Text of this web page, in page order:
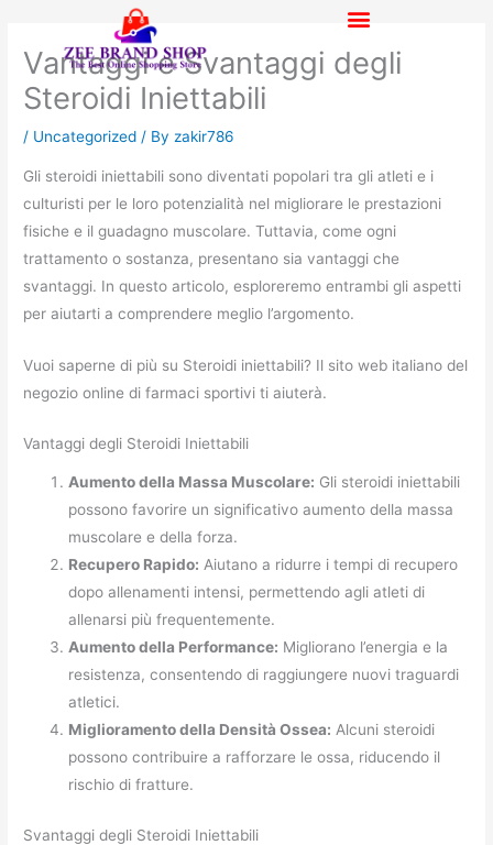
contentVantaggi e Svantaggi degli
Steroidi Iniettabili
/ Uncategorized / By zakir786
Gli steroidi iniettabili sono diventati popolari tra gli atleti e i
culturisti per le loro potenzialità nel migliorare le prestazioni
fisiche e il guadagno muscolare. Tuttavia, come ogni
trattamento o sostanza, presentano sia vantaggi che
svantaggi. In questo articolo, esploreremo entrambi gli aspetti
per aiutarti a comprendere meglio l’argomento.
Vuoi saperne di più su Steroidi iniettabili? Il sito web italiano del
negozio online di farmaci sportivi ti aiuterà.
Vantaggi degli Steroidi Iniettabili
Aumento della Massa Muscolare: Gli steroidi iniettabili
possono favorire un significativo aumento della massa
muscolare e della forza.
Recupero Rapido: Aiutano a ridurre i tempi di recupero
dopo allenamenti intensi, permettendo agli atleti di
allenarsi più frequentemente.
Aumento della Performance: Migliorano l’energia e la
resistenza, consentendo di raggiungere nuovi traguardi
atletici.
Miglioramento della Densità Ossea: Alcuni steroidi
possono contribuire a rafforzare le ossa, riducendo il
rischio di fratture.
Svantaggi degli Steroidi Iniettabili